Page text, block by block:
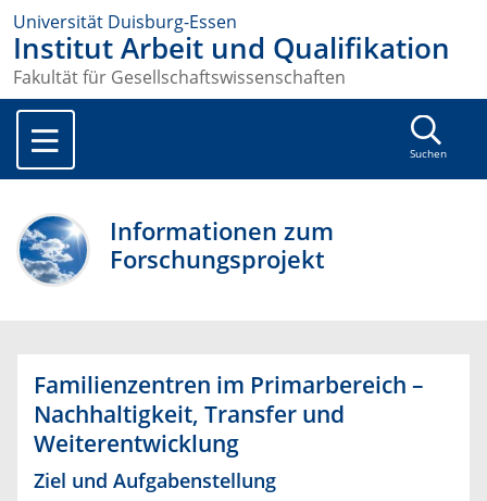
Universität Duisburg-Essen
Institut Arbeit und Qualifikation
Fakultät für Gesellschaftswissenschaften
Suchen
Informationen zum
Forschungsprojekt
Familienzentren im Primarbereich –
Nachhaltigkeit, Transfer und
Weiterentwicklung
Ziel und Aufgabenstellung